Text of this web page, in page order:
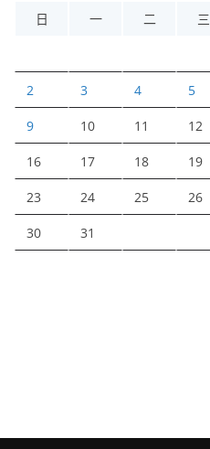
日
一 二 三
2 3 4 5
9 10 11 12
16 17 18 19
23 24 25 26
30 31